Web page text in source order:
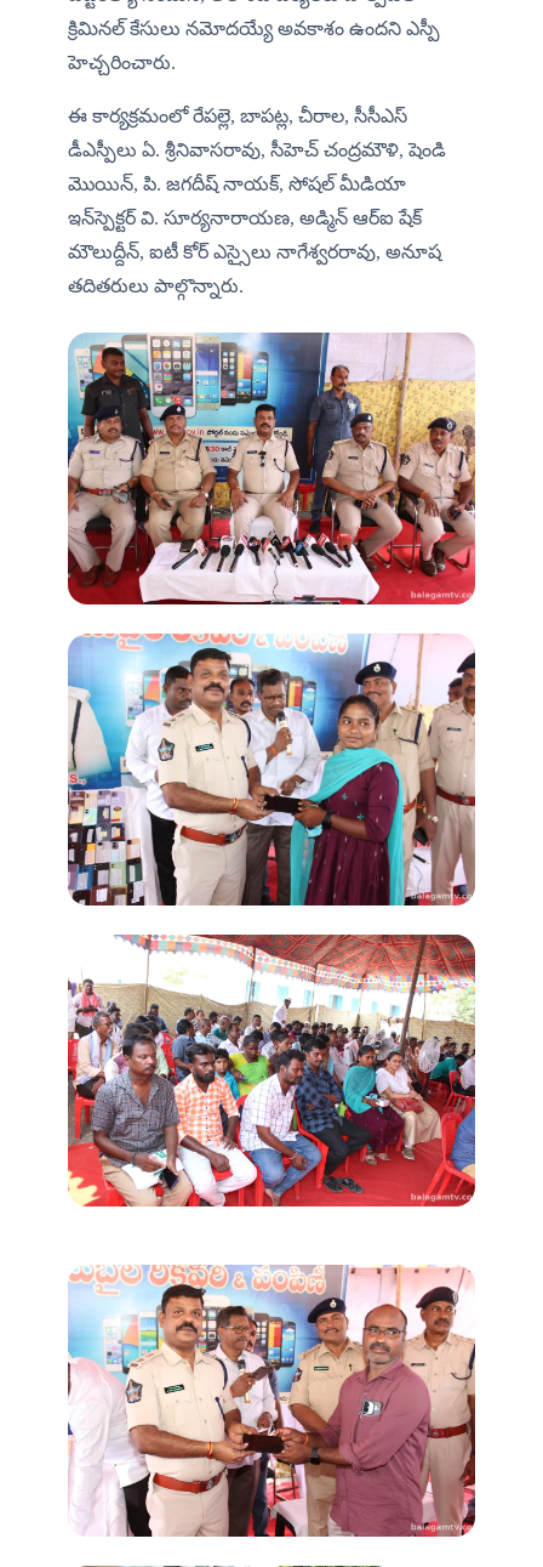
క్రిమినల్ కేసులు నమోదయ్యే అవకాశం ఉందని ఎస్పీ
హెచ్చరించారు.
ఈ కార్యక్రమంలో రేపల్లె, బాపట్ల, చీరాల, సీసీఎస్
డీఎస్పీలు ఏ. శ్రీనివాసరావు, సీహెచ్ చంద్ర‌మౌళి, షెండి
మొయిన్, పి. జగదీష్ నాయక్, సోషల్ మీడియా
ఇన్‌స్పెక్టర్ వి. సూర్యనారాయణ, అడ్మిన్ ఆర్‌ఐ షేక్
మౌలుద్దీన్, ఐటీ కోర్ ఎస్సైలు నాగేశ్వరరావు, అనూష
తదితరులు పాల్గొన్నారు.